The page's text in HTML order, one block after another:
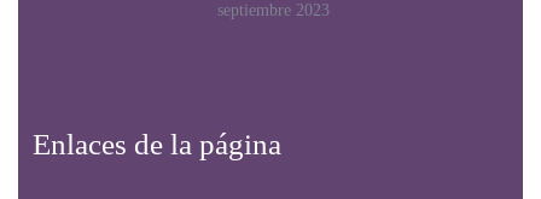
septiembre 2023
Enlaces de la página